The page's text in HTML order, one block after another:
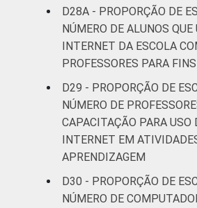
D28A - PROPORÇÃO DE
NÚMERO DE ALUNOS
INTERNET DA ESCOLA
PROFESSORES PARA
D29 - PROPORÇÃO DE
NÚMERO DE
CAPACITAÇÃO PARA USO
INTERNET EM
APRENDIZAGEM
D30 - PROPORÇÃO DE
NÚMERO DE